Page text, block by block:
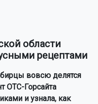
области
рецептами
вовсю делятся
ОТС-Горсайта
и узнала, как